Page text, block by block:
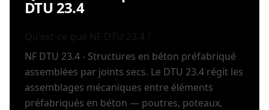
DTU 23.4
NF DTU 23.4 - Structures en béton préfabriqué
assemblées par joints secs. Le DTU 23.4 régit les
assemblages mécaniques entre éléments
préfabriqués en béton — poutres, poteaux,